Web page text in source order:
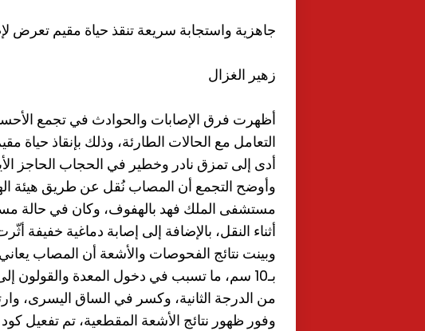
جاهزية واستجابة سريعة تنقذ حياة مقيم تعرض
زهير الغزال
أظهرت فرق الإصابات والحوادث في تجمع
أدى إلى تمزق نادر وخطير في الحجاب الحاجز
وأوضح التجمع أن المصاب نُقل عن طريق هيئة
مستشفى الملك فهد بالهفوف، وكان في حالة
أثناء النقل، بالإضافة إلى إصابة دماغية خفيفة
وبينت نتائج الفحوصات والأشعة أن المصاب
بـ10 سم، ما تسبب في دخول المعدة
من الدرجة الثانية، وكسر في الساق اليسرى،